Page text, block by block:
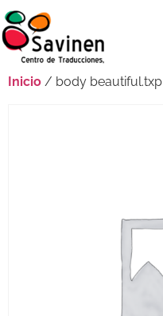
Inicio / body beautiful.txp